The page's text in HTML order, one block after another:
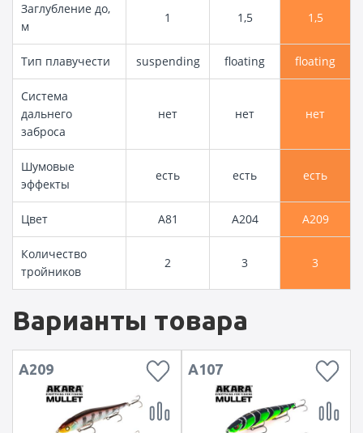
Заглубление до,
м
1 1,5 1,5
Тип плавучести suspending floating floating
Система
дальнего
заброса
нет нет нет
Шумовые
эффекты
есть есть есть
Цвет A81 A204 A209
Количество
тройников
2 3 3
Варианты товара
A209 A107